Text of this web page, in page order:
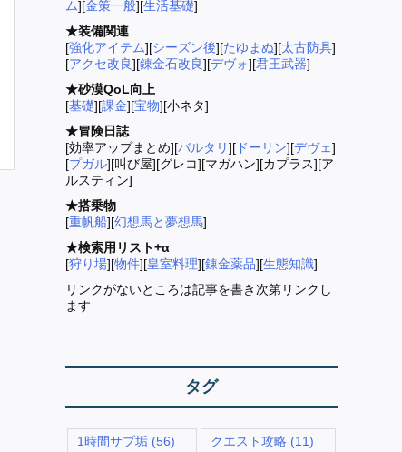
ム][金策一般][生活基礎]
★装備関連
[強化アイテム][シーズン後][たゆまぬ][太古防具]
[アクセ改良][錬金石改良][デヴォ][君王武器]
★砂漠QoL向上
[基礎][課金][宝物][小ネタ]
★冒険日誌
[効率アップまとめ][バルタリ][ ドーリン][デヴェ]
[プガル][叫び屋][グレコ][マガハン][カプラス][ア
ルスティン]
★搭乗物
[重帆船][幻想馬と夢想馬]
★検索用リスト+α
[狩り場][物件][皇室料理][錬金薬品][生態知識]
リンクがないところは記事を書き次第リンクし
ます
タグ
1時間サブ垢 (56) クエスト攻略 (11)